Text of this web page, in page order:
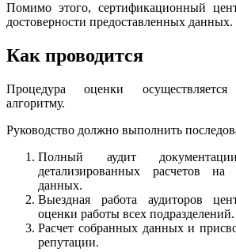
Помимо этого, сертификационный
достоверности предоставленных данных.
Как проводится
Процедура оценки
алгоритму.
Руководство должно выполнить
Полный аудит
детализированных расчетов на
данных.
Выездная работа аудиторов
оценки работы всех подразделений.
Расчет собранных данных и
репутации.